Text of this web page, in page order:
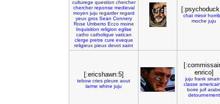
culturege question chercher
chercher reponse medieval
moyen juju regarder regard
yeux gros Sean Connery
Rose Umberto Ecco moine
Inquisition religion eglise
catho catholique vatican
clerge pretre cure eveque
religieux pieux devot saint
chat miroir
moche juju
[:ericshawn:5]
tebow cries pleure aout
larme whine juju
enrico]
juju frank
classe
boire juif
detournement